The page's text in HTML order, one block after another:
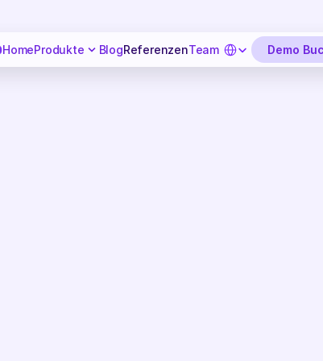
HomeProdukte BlogReferenzenTeam Select Language
Demo